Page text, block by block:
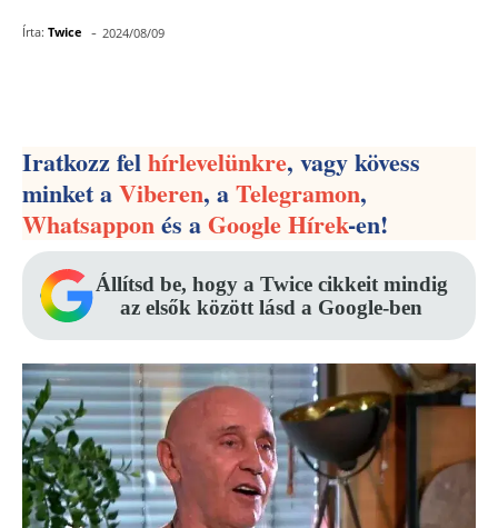
Írta: Twice - 2024/08/09
Iratkozz felhírlevelünkre, vagy kövess
minket aViberen, aTelegramon,
Whatsapponés aGoogle Hírek-en!
Állítsd be, hogy a Twice cikkeit mindig
az elsők között lásd a Google-ben